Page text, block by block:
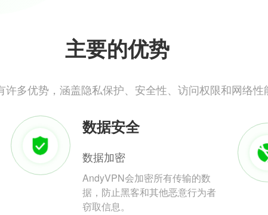
主要的优势
许多优势，涵盖隐私保护、安全性、访问权限和网络性
数据安全
数据加密
AndyVPN会加密所有传输的数
据，防止黑客和其他恶意行为者
窃取信息。